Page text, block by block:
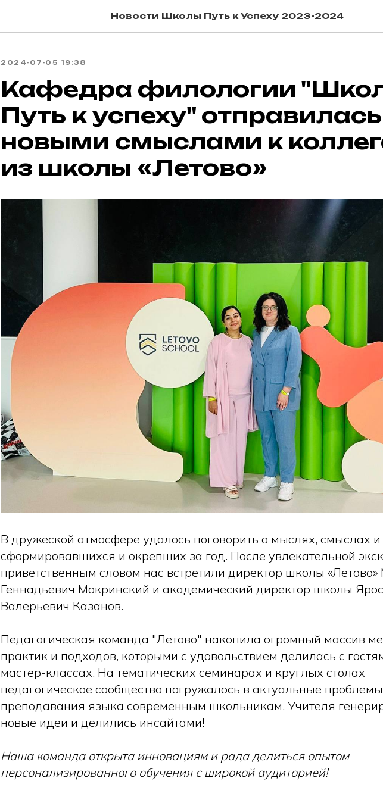
Новости Школы Путь к Успеху 2023-2024
2024-07-05 19:38
Кафедра филологии
Путь к успеху"
новыми смыслами к
из школы «Летово»
В дружеской атмосфере удалось поговорить о мыслях, смыслах и
сформировавшихся и окрепших за год. После увлекательной
приветственным словом нас встретили директор школы
Геннадьевич Мокринский и академический директор школы
Валерьевич Казанов.
Педагогическая команда "Летово" накопила огромный массив
практик и подходов, которыми с удовольствием делилась с
мастер-классах. На тематических семинарах и круглых столах
педагогическое сообщество погружалось в актуальные проблемы
преподавания языка современным школьникам. Учителя
новые идеи и делились инсайтами!
Наша команда открыта инновациям и рада делиться опытом
персонализированного обучения с широкой аудиторией!